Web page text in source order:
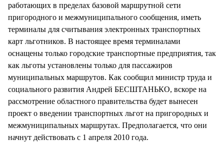
работающих в пределах базовой маршрутной сети
пригородного и межмуниципального сообщения, иметь
терминалы для считывания электронных транспортных
карт льготников. В настоящее время терминалами
оснащены только городские транспортные предприятия, так
как льготы установлены только для пассажиров
муниципальных маршрутов. Как сообщил министр труда и
социального развития Андрей БЕСШТАНЬКО, вскоре на
рассмотрение областного правительства будет вынесен
проект о введении транспортных льгот на пригородных и
межмуниципальных маршрутах. Предполагается, что они
начнут действовать с 1 апреля 2010 года.